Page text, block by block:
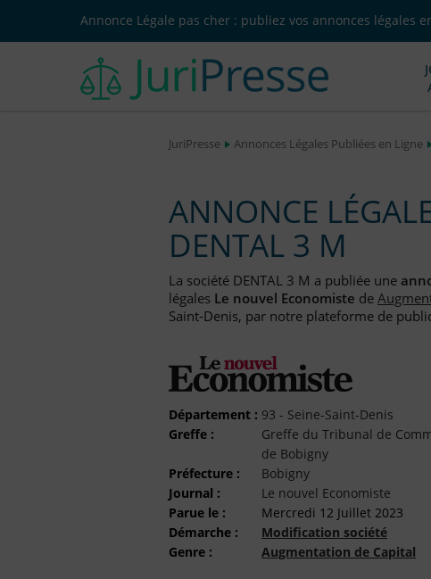
Annonce Légale pas cher : publiez vos annonces légales
JuriPresse Annonces Légales Publiées en Ligne
ANNONCE
DENTAL 3 M
La société DENTAL 3 M a publiée une
légales Le nouvel Economiste de
Saint-Denis, par notre plateforme de
Département : 93 - Seine-Saint-Denis
Greffe :
Greffe du Tribunal de
de Bobigny
Préfecture :
Bobigny
Journal :
Le nouvel Economiste
Parue le :
Mercredi 12 Juillet 2023
Démarche :
Modification société
Genre :
Augmentation de Capital